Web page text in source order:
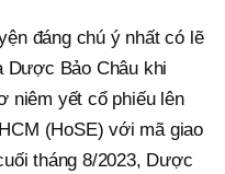
đáng chú ý nhất có lẽ
Dược Bảo Châu khi
niêm yết cổ phiếu lên
(HoSE) với mã giao
tháng 8/2023, Dược